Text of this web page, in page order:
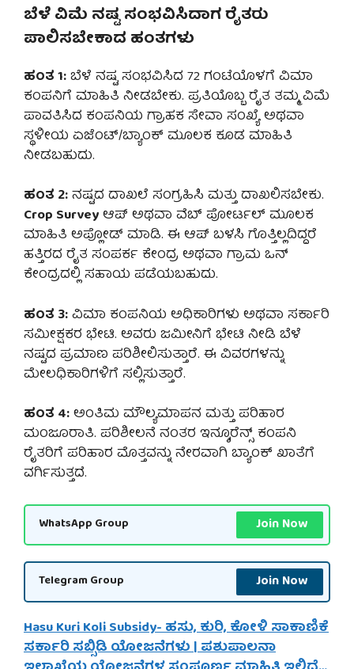
ಬೆಳೆ ವಿಮೆ ನಷ್ಟ ಸಂಭವಿಸಿದಾಗ ರೈತರು
ಪಾಲಿಸಬೇಕಾದ ಹಂತಗಳು
ಹಂತ 1:ಬೆಳೆ ನಷ್ಟ ಸಂಭವಿಸಿದ 72 ಗಂಟೆಯೊಳಗೆ ವಿಮಾ
ಕಂಪನಿಗೆ ಮಾಹಿತಿ ನೀಡಬೇಕು. ಪ್ರತಿಯೊಬ್ಬ ರೈತ ತಮ್ಮ ವಿಮೆ
ಪಾವತಿಸಿದ ಕಂಪನಿಯ ಗ್ರಾಹಕ ಸೇವಾ ಸಂಖ್ಯೆ ಅಥವಾ
ಸ್ಥಳೀಯ ಏಜೆಂಟ್/ಬ್ಯಾಂಕ್ ಮೂಲಕ ಕೂಡ ಮಾಹಿತಿ
ನೀಡಬಹುದು.
ಹಂತ 2:ನಷ್ಟದ ದಾಖಲೆ ಸಂಗ್ರಹಿಸಿ ಮತ್ತು ದಾಖಲಿಸಬೇಕು.
Crop Surveyಆಪ್ ಅಥವಾ ವೆಬ್ ಪೋರ್ಟಲ್ ಮೂಲಕ
ಮಾಹಿತಿ ಅಪ್ಲೋಡ್ ಮಾಡಿ. ಈ ಆಪ್ ಬಳಸಿ ಗೊತ್ತಿಲ್ಲದಿದ್ದರೆ
ಹತ್ತಿರದ ರೈತ ಸಂಪರ್ಕ ಕೇಂದ್ರ ಅಥವಾ ಗ್ರಾಮ ಒನ್
ಕೇಂದ್ರದಲ್ಲಿ ಸಹಾಯ ಪಡೆಯಬಹುದು.
ಹಂತ 3:ವಿಮಾ ಕಂಪನಿಯ ಅಧಿಕಾರಿಗಳು ಅಥವಾ ಸರ್ಕಾರಿ
ಸಮೀಕ್ಷಕರ ಭೇಟಿ. ಅವರು ಜಮೀನಿಗೆ ಭೇಟಿ ನೀಡಿ ಬೆಳೆ
ನಷ್ಟದ ಪ್ರಮಾಣ ಪರಿಶೀಲಿಸುತ್ತಾರೆ. ಈ ವಿವರಗಳನ್ನು
ಮೇಲಧಿಕಾರಿಗಳಿಗೆ ಸಲ್ಲಿಸುತ್ತಾರೆ.
ಹಂತ 4:ಅಂತಿಮ ಮೌಲ್ಯಮಾಪನ ಮತ್ತು ಪರಿಹಾರ
ಮಂಜೂರಾತಿ. ಪರಿಶೀಲನೆ ನಂತರ ಇನ್ಶೂರೆನ್ಸ್ ಕಂಪನಿ
ರೈತರಿಗೆ ಪರಿಹಾರ ಮೊತ್ತವನ್ನು ನೇರವಾಗಿ ಬ್ಯಾಂಕ್ ಖಾತೆಗೆ
ವರ್ಗಿಸುತ್ತದೆ.
WhatsApp Group Join Now
Telegram Group Join Now
Hasu Kuri Koli Subsidy- ಹಸು, ಕುರಿ, ಕೋಳಿ ಸಾಕಾಣಿಕೆ
ಸರ್ಕಾರಿ ಸಬ್ಸಿಡಿ ಯೋಜನೆಗಳು | ಪಶುಪಾಲನಾ